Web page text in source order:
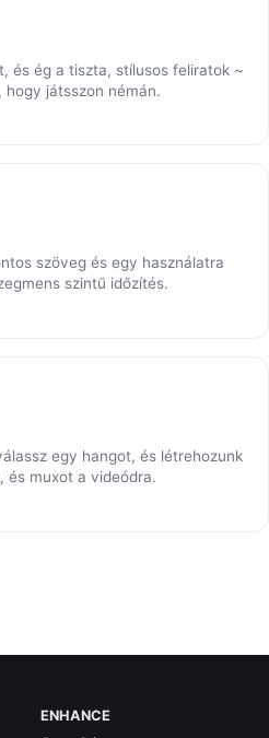
és ég a tiszta, stílusos feliratok ~
hogy játsszon némán.
szöveg és egy használatra
szintű időzítés.
egy hangot, és létrehozunk
és muxot a videódra.
ENHANCE